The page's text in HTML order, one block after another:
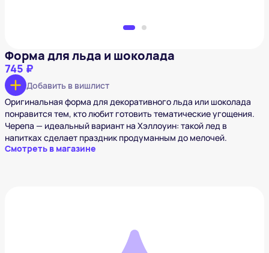
Форма для льда и шоколада
745 ₽
Добавить в вишлист
Оригинальная форма для декоративного льда или шоколада
понравится тем, кто любит готовить тематические угощения.
Черепа — идеальный вариант на Хэллоуин: такой лед в
напитках сделает праздник продуманным до мелочей.
Смотреть в магазине